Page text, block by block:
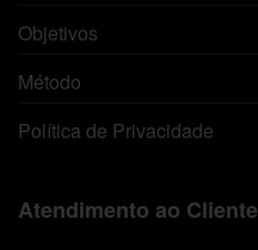
Objetivos
Método
Política de Privacidade
Atendimento ao Cliente